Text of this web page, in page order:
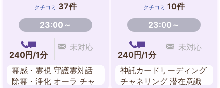
クチコミ
37件
23:00～
240円/1分
未対応
霊感・霊視 守護霊対話
除霊・浄化 オーラ チャ
クチコミ
10件
23:00～
240円/1分
未対応
神託カードリーディング
チャネリング 潜在意識